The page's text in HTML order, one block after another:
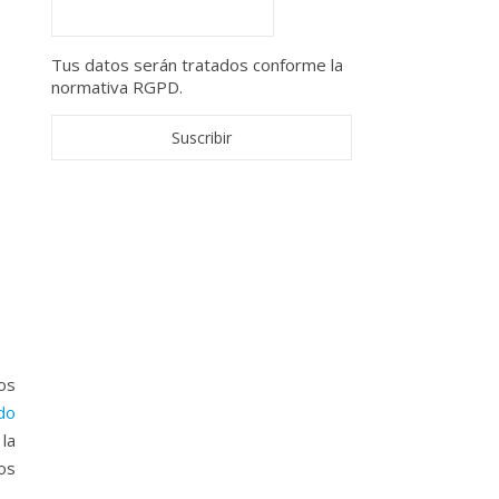
Tus datos serán tratados conforme la
normativa RGPD.